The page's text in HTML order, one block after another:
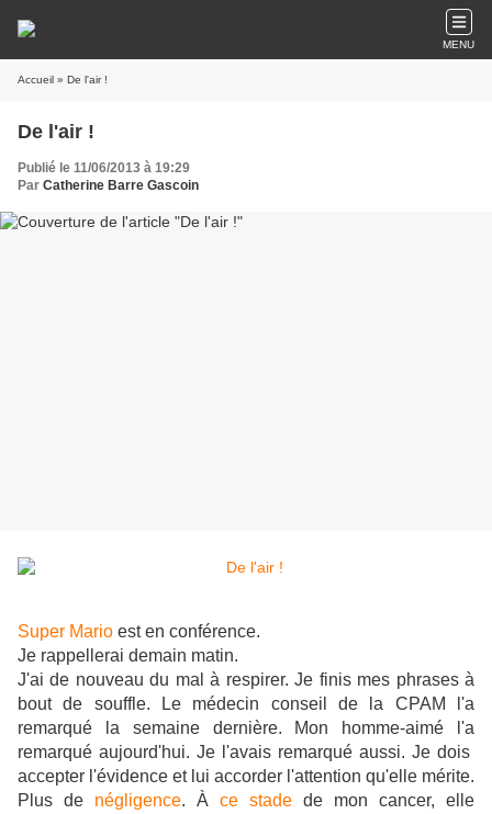
MENU
Accueil » De l'air !
De l'air !
Publié le 11/06/2013 à 19:29
Par Catherine Barre Gascoin
Super Mario est en conférence.
Je rappellerai demain matin.
J'ai de nouveau du mal à respirer. Je finis mes phrases à
bout de souffle. Le médecin conseil de la CPAM l'a
remarqué la semaine dernière. Mon homme-aimé l'a
remarqué aujourd'hui. Je l'avais remarqué aussi. Je dois
accepter l'évidence et lui accorder l'attention qu'elle mérite.
Plus de négligence. À ce stade de mon cancer, elle